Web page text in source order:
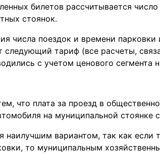
билетов рассчитывается
стоянок.
числа поездок и времени парковки
следующий тариф (все расчеты,
с учетом ценового сегмента
что плата за проезд в
на муниципальной стоянке
наилучшим вариантом, так как если
то муниципальным